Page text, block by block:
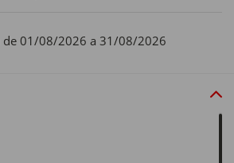
de 01/08/2026 a 31/08/2026